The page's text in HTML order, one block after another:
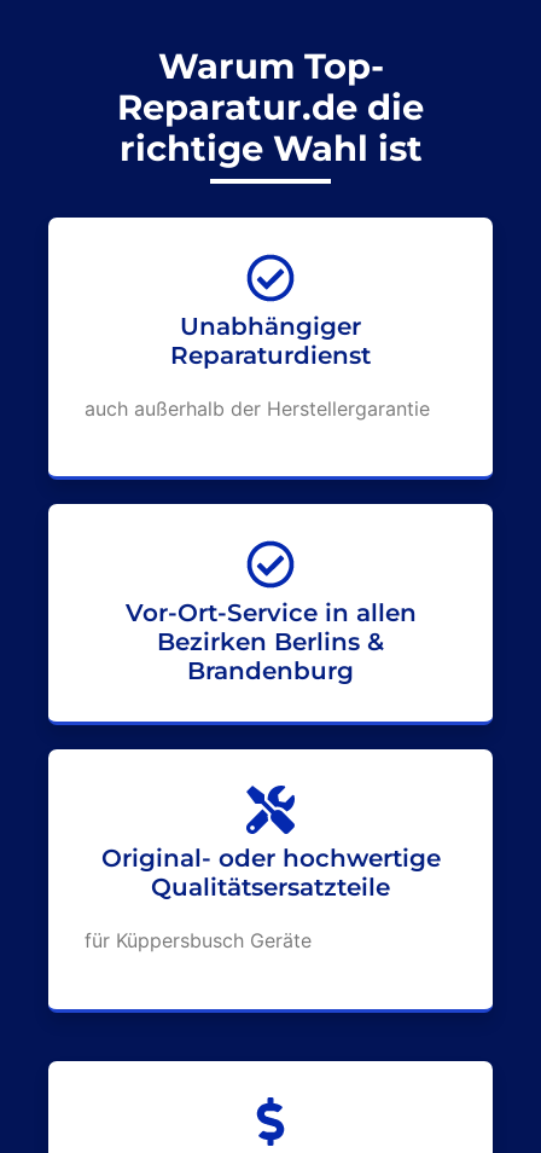
Warum Top-
Reparatur.de die
richtige Wahl ist
Unabhängiger
Reparaturdienst
auch außerhalb der Herstellergarantie
Vor-Ort-Service in allen
Bezirken Berlins &
Brandenburg
Original- oder hochwertige
Qualitätsersatzteile
für Küppersbusch Geräte